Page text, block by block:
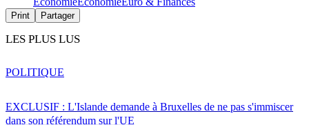
Print Partager
LES PLUS LUS
EXCLUSIF : L'Islande demande à Bruxelles de ne pas s'immiscer
dans son référendum sur l'UE
POLITIQUE